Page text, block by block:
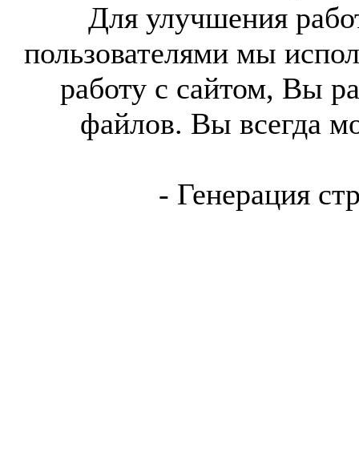
Для улучшения
пользователями мы
работу с сайтом, Вы
файлов. Вы всегда
- Генерация